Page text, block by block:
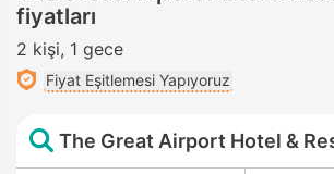
fiyatları
2 kişi 1 gece
Fiyat Eşitlemesi Yapıyoruz
The Great Airport Hotel &